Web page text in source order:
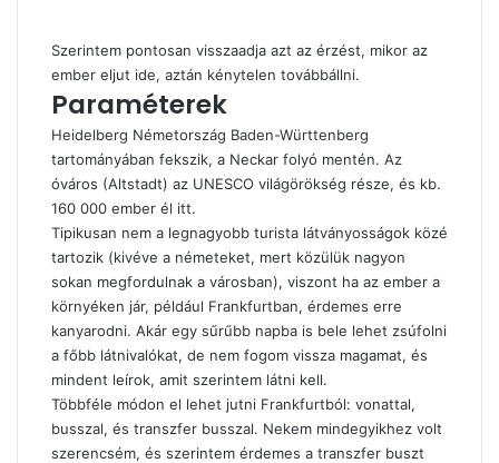
Szerintem pontosan visszaadja azt az érzést, mikor az
ember eljut ide, aztán kénytelen továbbállni.
Paraméterek
Heidelberg Németország Baden-Württenberg
tartományában fekszik, a Neckar folyó mentén. Az
óváros (Altstadt) az UNESCO világörökség része, és kb.
160 000 ember él itt.
Tipikusan nem a legnagyobb turista látványosságok közé
tartozik (kivéve a németeket, mert közülük nagyon
sokan megfordulnak a városban), viszont ha az ember a
környéken jár, például Frankfurtban, érdemes erre
kanyarodni. Akár egy sűrűbb napba is bele lehet zsúfolni
a főbb látnivalókat, de nem fogom vissza magamat, és
mindent leírok, amit szerintem látni kell.
Többféle módon el lehet jutni Frankfurtból: vonattal,
busszal, és transzfer busszal. Nekem mindegyikhez volt
szerencsém, és szerintem érdemes a transzfer buszt